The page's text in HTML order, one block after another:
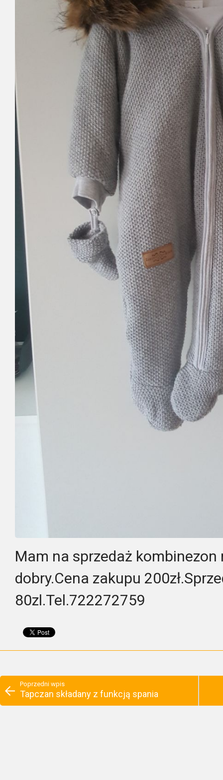
Mam na sprzedaż kombinezon
dobry.Cena zakupu
80zl.Tel.722272759
Poprzedni wpis
Tapczan składany z funkcją spania